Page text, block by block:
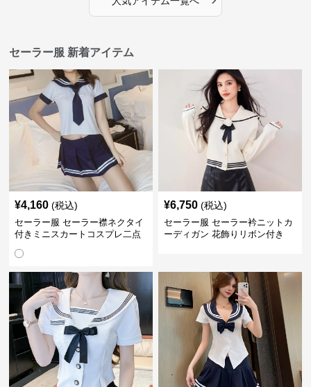
セーラー服 新着アイテム
¥4,160 (税込)
セーラー服 セーラー襟ネクタイ
付きミニスカートコスプレ二点
¥6,750 (税込)
セーラー服 セーラー衿ニットカ
ーディガン 花飾りリボン付き